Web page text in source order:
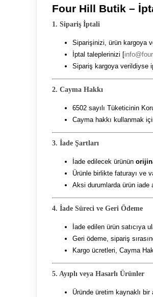
Four Hill Butik –
1. Sipariş İptali
Siparişinizi, ürün kargoya
İptal taleplerinizi [
Sipariş kargoya verildiyse
2. Cayma Hakkı
6502 sayılı Tüketicinin
Cayma hakkı kullanmak
3. İade Şartları
İade edilecek ürünün
Ürünle birlikte faturayı ve
Aksi durumlarda ürün iade
4. İade Süreci ve Geri Ödeme
İade edilen ürün satıcıya
Geri ödeme, sipariş
Kargo ücretleri, Cayma
5. Ayıplı veya Hasarlı Ürünler
Üründe üretim kaynaklı bir